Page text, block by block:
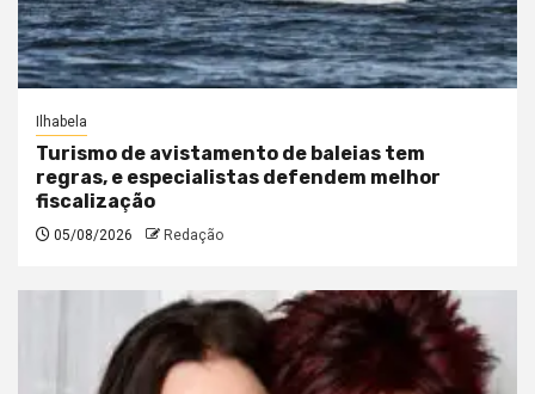
Ilhabela
Turismo de avistamento de baleias tem
regras, e especialistas defendem melhor
fiscalização
05/08/2026 Redação